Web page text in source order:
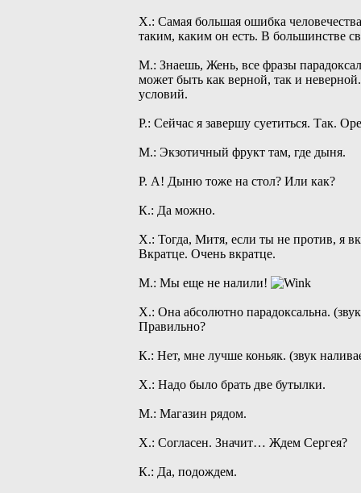
Х.: Самая большая ошибка
таким, каким он есть. В большинстве
М.: Знаешь, Жень, все фразы
может быть как верной, так и
условий.
Р.: Сейчас я завершу суетиться. Так.
М.: Экзотичный фрукт там, где дыня.
Р. А! Дыню тоже на стол? Или как?
К.: Да можно.
Х.: Тогда, Митя, если ты не против, я
Вкратце. Очень вкратце.
М.: Мы еще не налили!
Х.: Она абсолютно парадоксальна.
Правильно?
К.: Нет, мне лучше коньяк. (звук
Х.: Надо было брать две бутылки.
М.: Магазин рядом.
Х.: Согласен. Значит… Ждем Сергея?
К.: Да, подождем.